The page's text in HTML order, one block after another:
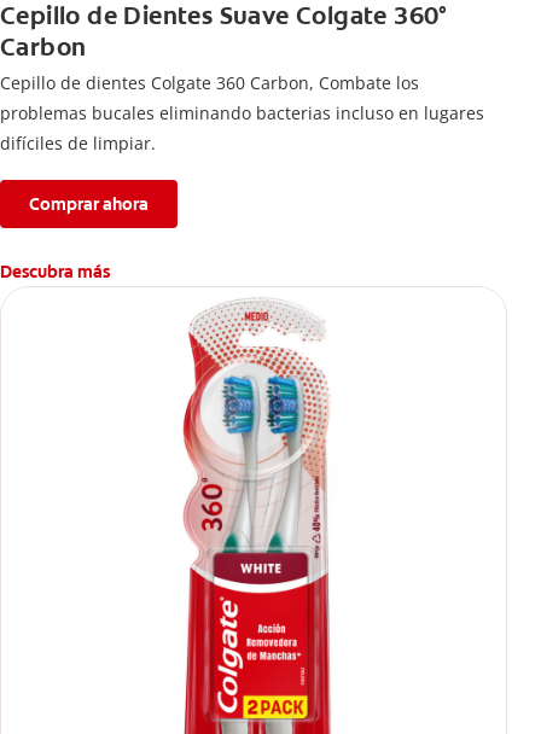
Cepillo de Dientes Suave Colgate 360°
Carbon
Cepillo de dientes Colgate 360 ​​Carbon, Combate los
problemas bucales eliminando bacterias incluso en lugares
difíciles de limpiar.
Comprar ahora
Descubra más